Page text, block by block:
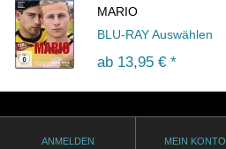
MARIO
BLU-RAY Auswählen
ab 13,95 € *
ANMELDEN MEIN KONTO